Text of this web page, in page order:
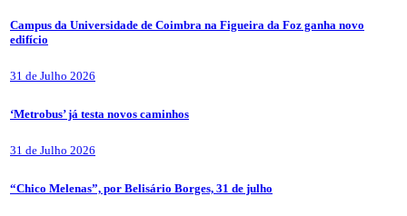
Campus da Universidade de Coimbra na Figueira da Foz ganha novo
edifício
31 de Julho 2026
‘Metrobus’ já testa novos caminhos
31 de Julho 2026
“Chico Melenas”, por Belisário Borges, 31 de julho